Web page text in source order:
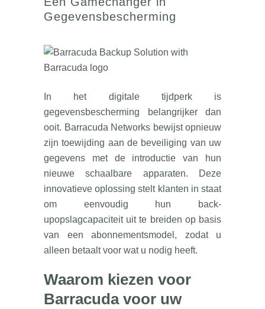
Gegevensbescherming
In het digitale tijdperk is
gegevensbescherming belangrijker dan
ooit. Barracuda Networks bewijst opnieuw
zijn toewijding aan de beveiliging van uw
gegevens met de introductie van hun
nieuwe schaalbare apparaten. Deze
innovatieve oplossing stelt klanten in staat
om eenvoudig hun back-
upopslagcapaciteit uit te breiden op basis
van een abonnementsmodel, zodat u
alleen betaalt voor wat u nodig heeft.
Waarom kiezen voor
Barracuda voor uw